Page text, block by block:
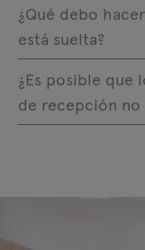
¿Qué debo
está suelta?
¿Es posible que
de recepción